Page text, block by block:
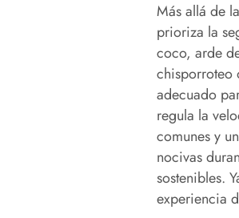
Más allá de
prioriza la
coco, arde
chisporroteo
adecuado
regula la
comunes y
nocivas
sostenibles.
experiencia